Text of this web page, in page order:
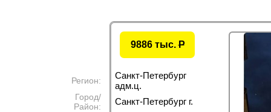
9886 тыс.P
Регион:
Санкт-Петербург
адм.ц.
Город/
Район:
Санкт-Петербург г.